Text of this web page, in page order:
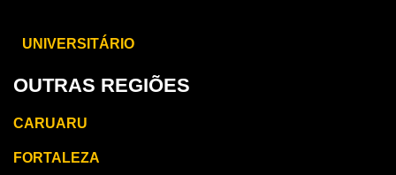
UNIVERSITÁRIO
OUTRAS REGIÕES
CARUARU
FORTALEZA